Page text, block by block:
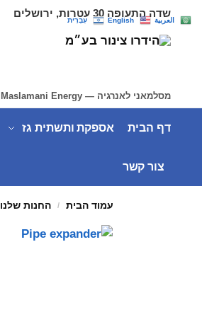
שדה התעופה 30 עטרות, ירושלים
מסלמאני לאנרגיה — Maslamani Energy
דף הבית אספקת ותשתית גז
צור קשר
עמוד הבית / החנות שלנו
العربية English עִבְרִית